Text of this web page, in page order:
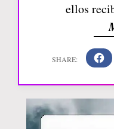
ellos